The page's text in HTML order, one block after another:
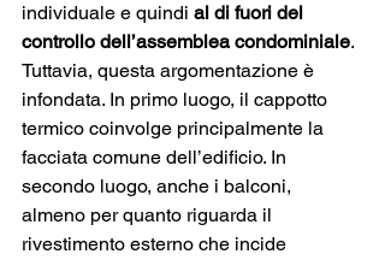
individuale e quindi al di fuori del
controllo dell’assemblea condominiale.
Tuttavia, questa argomentazione è
infondata. In primo luogo, il cappotto
termico coinvolge principalmente la
facciata comune dell’edificio. In
secondo luogo, anche i balconi,
almeno per quanto riguarda il
rivestimento esterno che incide